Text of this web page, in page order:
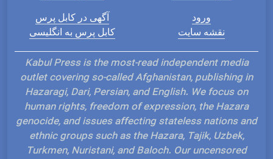
آگهی در کابل پرس
کابل پرس به انگلیسی
ورود
نقشه سایت
Kabul Press is the most-read independent media
outlet covering so-called Afghanistan, publishing in
Hazaragi, Dari, Persian, and English. We focus on
human rights, freedom of expression, the Hazara
genocide, and issues affecting stateless nations and
ethnic groups such as the Hazara, Tajik, Uzbek,
Turkmen, Nuristani, and Baloch. Our uncensored